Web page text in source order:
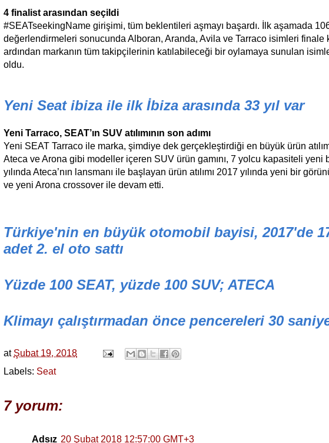
4 finalist arasından seçildi
#SEATseekingName girişimi, tüm beklentileri aşmayı başardı. İlk aşamada
değerlendirmeleri sonucunda Alboran, Aranda, Avila ve Tarraco isimleri finale
ardından markanın tüm takipçilerinin katılabileceği bir oylamaya sunulan
oldu.
Yeni Seat ibiza ile ilk İbiza arasında 33 yıl var
Yeni Tarraco, SEAT’ın SUV atılımının son adımı
Yeni SEAT Tarraco ile marka, şimdiye dek gerçekleştirdiği en büyük ürün
Ateca ve Arona gibi modeller içeren SUV ürün gamını, 7 yolcu kapasiteli yeni
yılında Ateca’nın lansmanı ile başlayan ürün atılımı 2017 yılında yeni bir
ve yeni Arona crossover ile devam etti.
Türkiye'nin en büyük otomobil bayisi, 2017'de
adet 2. el oto sattı
Yüzde 100 SEAT, yüzde 100 SUV; ATECA
Klimayı çalıştırmadan önce pencereleri 30
at Şubat 19, 2018
Labels: Seat
7 yorum:
Adsız 20 Şubat 2018 12:57:00 GMT+3